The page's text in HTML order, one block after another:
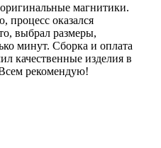
оригинальные магнитики.
процесс оказался
выбрал размеры,
минут. Сборка и оплата
качественные изделия в
рекомендую!